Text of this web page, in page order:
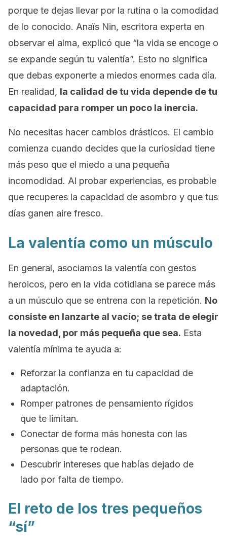
porque te dejas llevar por la rutina o la comodidad
de lo conocido. Anaïs Nin, escritora experta en
observar el alma, explicó que “la vida se encoge o
se expande según tu valentía”. Esto no significa
que debas exponerte a miedos enormes cada día.
En realidad, la calidad de tu vida depende de tu
capacidad para romper un poco la inercia.
No necesitas hacer cambios drásticos. El cambio
comienza cuando decides que la curiosidad tiene
más peso que el miedo a una pequeña
incomodidad. Al probar experiencias, es probable
que recuperes la capacidad de asombro y que tus
días ganen aire fresco.
La valentía como un músculo
En general, asociamos la valentía con gestos
heroicos, pero en la vida cotidiana se parece más
a un músculo que se entrena con la repetición. No
consiste en lanzarte al vacío; se trata de elegir
la novedad, por más pequeña que sea. Esta
valentía mínima te ayuda a:
Reforzar la confianza en tu capacidad de
adaptación.
Romper patrones de pensamiento rígidos
que te limitan.
Conectar de forma más honesta con las
personas que te rodean.
Descubrir intereses que habías dejado de
lado por falta de tiempo.
El reto de los tres pequeños
“sí”